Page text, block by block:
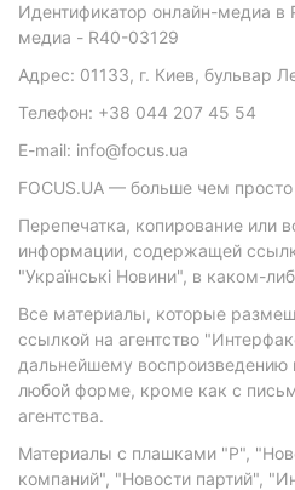
Идентификатор онлайн-медиа в
медиа - R40-03129
Адрес: 01133, г. Киев, бульвар
Телефон: +38 044 207 45 54
E-mail: info@focus.ua
FOCUS.UA — больше чем просто
Перепечатка, копирование или
информации, содержащей
"Українські Новини", в каком-
Все материалы, которые
ссылкой на агентство
дальнейшему воспроизведению
любой форме, кроме как с
агентства.
Материалы с плашками "Р",
компаний", "Новости партий",